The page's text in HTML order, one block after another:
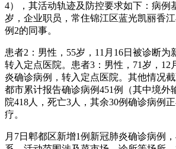
4），其活动轨迹及防控要求如下：病例
岁，企业职员，常住锦江区蓝光凯丽香
例2的同事。
患者2：男性，55岁，11月16日被诊断为
转入定点医院。患者3：男性，71岁，12
炎确诊病例，转入定点医院。其他情况
都市累计报告确诊病例451例（其中境外
院418人，死亡3人，其余30例确诊病例
疗。
月7日郫都区新增1例新冠肺炎确诊病例